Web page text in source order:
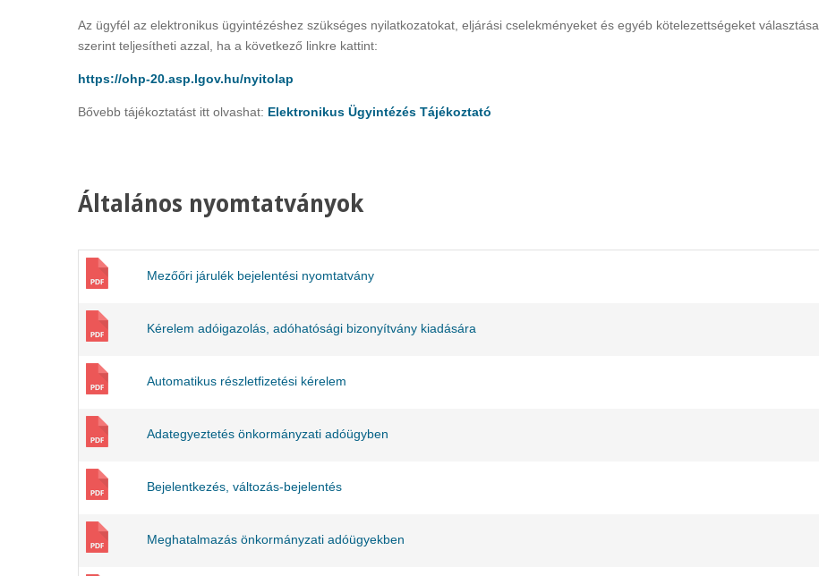
Az ügyfél az elektronikus ügyintézéshez szükséges nyilatkozatokat, eljárási cselekményeket és egyéb kötelezettségeket választása
szerint teljesítheti azzal, ha a következő linkre kattint:
https://ohp-20.asp.lgov.hu/nyitolap
Bővebb tájékoztatást itt olvashat: Elektronikus Ügyintézés Tájékoztató
Általános nyomtatványok
Mezőőri járulék bejelentési nyomtatvány
Kérelem adóigazolás, adóhatósági bizonyítvány kiadására
Automatikus részletfizetési kérelem
Adategyeztetés önkormányzati adóügyben
Bejelentkezés, változás-bejelentés
Meghatalmazás önkormányzati adóügyekben